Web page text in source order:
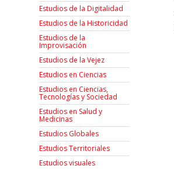
Estudios de la Digitalidad
Estudios de la Historicidad
Estudios de la
Improvisación
Estudios de la Vejez
Estudios en Ciencias
Estudios en Ciencias,
Tecnologías y Sociedad
Estudios en Salud y
Medicinas
Estudios Globales
Estudios Territoriales
Estudios visuales